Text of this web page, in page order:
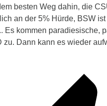
besten Weg dahin, die
an der 5% Hürde, BSW
Es kommen paradiesische,
zu. Dann kann es wieder